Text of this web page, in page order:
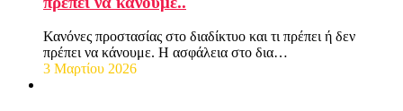
Κανόνες προστασίας στο διαδίκτυο και τι πρέπει ή δεν
πρέπει να κάνουμε. Η ασφάλεια στο δια…
3 Μαρτίου 2026